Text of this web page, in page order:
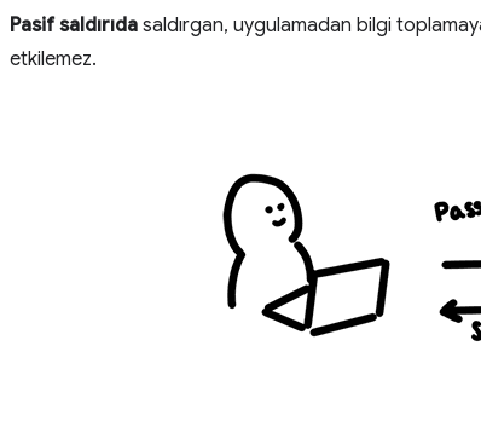
Pasif saldırıda saldırgan, uygulamadan bilgi
etkilemez.